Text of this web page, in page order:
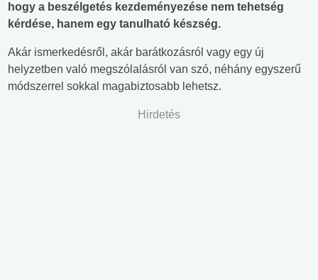
hogy a beszélgetés kezdeményezése nem tehetség
kérdése, hanem egy tanulható készség.
Akár ismerkedésről, akár barátkozásról vagy egy új
helyzetben való megszólalásról van szó, néhány egyszerű
módszerrel sokkal magabiztosabb lehetsz.
Hirdetés